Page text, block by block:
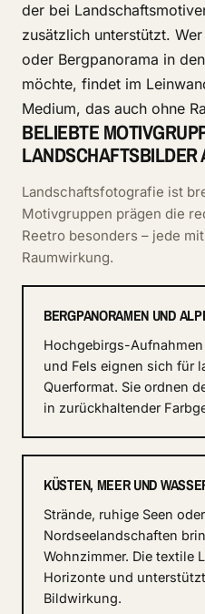
der bei
zusätzlich unterstützt.
oder Bergpanorama in
möchte, findet im
Medium, das auch ohne
BELIEBTE
LANDSCHAFTSBILDER
Landschaftsfotografie ist
Motivgruppen prägen die
Reetro besonders – jede
Raumwirkung.
BERGPANORAMEN UND
Hochgebirgs-
und Fels eignen sich für
Querformat. Sie ordnen
in zurückhaltender
KÜSTEN, MEER UND
Strände, ruhige Seen
Nordseelandschaften
Wohnzimmer. Die textile
Horizonte und
Bildwirkung.